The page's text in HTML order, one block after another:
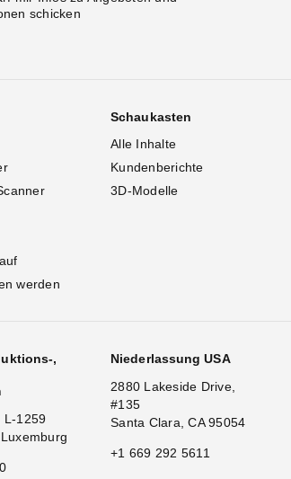
schicken
werden
Schaukasten
Alle Inhalte
Kundenberichte
3D-Modelle
,
L-1259
Niederlassung USA
2880 Lakeside Drive,
#135
Santa Clara, CA 95054
+1 669 292 5611